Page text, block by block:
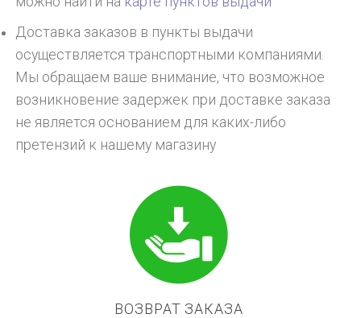
Доставка заказов в пункты выдачи
осуществляется транспортными компаниями.
Мы обращаем ваше внимание, что возможное
возникновение задержек при доставке заказа
не является основанием для каких-либо
претензий к нашему магазину
ВОЗВРАТ ЗАКАЗА